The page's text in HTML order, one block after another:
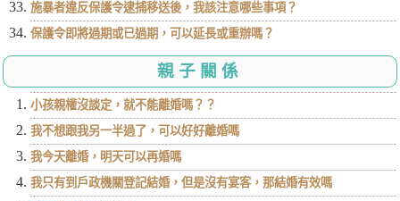
施暴者違反保護令逮捕移送後，我該注意哪些事項？
保護令即將過期或已過期，可以延長或重辦嗎？
親子關係
小孩親權沒談定，就不能離婚嗎？？
我不想跟我另一半過了，可以好好離婚嗎
我今天離婚，明天可以再婚嗎
我只有到戶政機關登記結婚，但是沒有宴客，那結婚有效嗎